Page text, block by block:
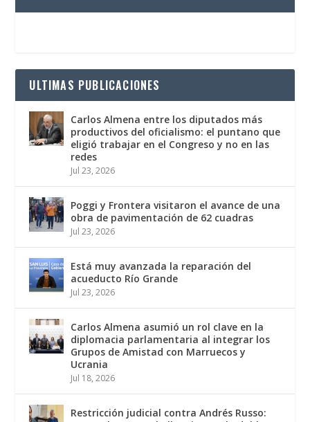
ULTIMAS PUBLICACIONES
Carlos Almena entre los diputados más
productivos del oficialismo: el puntano que
eligió trabajar en el Congreso y no en las
redes
Jul 23, 2026
Poggi y Frontera visitaron el avance de una
obra de pavimentación de 62 cuadras
Jul 23, 2026
Está muy avanzada la reparación del
acueducto Río Grande
Jul 23, 2026
Carlos Almena asumió un rol clave en la
diplomacia parlamentaria al integrar los
Grupos de Amistad con Marruecos y
Ucrania
Jul 18, 2026
Restricción judicial contra Andrés Russo: